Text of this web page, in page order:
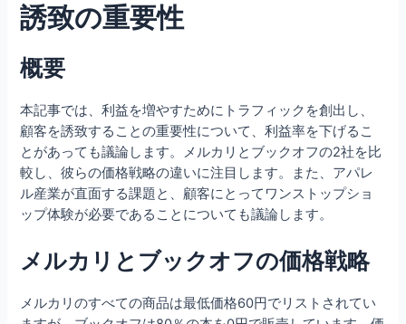
誘致の重要性
概要
本記事では、利益を増やすためにトラフィックを創出し、
顧客を誘致することの重要性について、利益率を下げるこ
とがあっても議論します。メルカリとブックオフの2社を比
較し、彼らの価格戦略の違いに注目します。また、アパレ
ル産業が直面する課題と、顧客にとってワンストップショ
ップ体験が必要であることについても議論します。
メルカリとブックオフの価格戦略
メルカリのすべての商品は最低価格60円でリストされてい